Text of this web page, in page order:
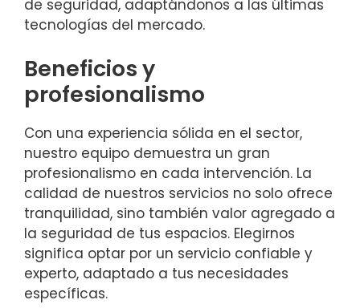
de seguridad, adaptándonos a las últimas
tecnologías del mercado.
Beneficios y
profesionalismo
Con una experiencia sólida en el sector,
nuestro equipo demuestra un gran
profesionalismo en cada intervención. La
calidad de nuestros servicios no solo ofrece
tranquilidad, sino también valor agregado a
la seguridad de tus espacios. Elegirnos
significa optar por un servicio confiable y
experto, adaptado a tus necesidades
específicas.